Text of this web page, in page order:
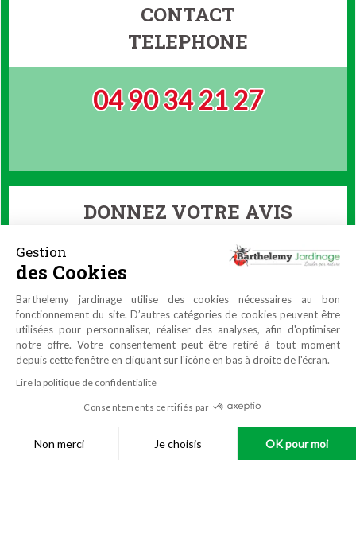
CONTACT
TELEPHONE
04 90 34 21 27
DONNEZ VOTRE AVIS
Gestion
des Cookies
Barthelemy jardinage utilise des cookies nécessaires au bon
fonctionnement du site. D’autres catégories de cookies peuvent être
utilisées pour personnaliser, réaliser des analyses, afin d'optimiser
notre offre. Votre consentement peut être retiré à tout moment
depuis cette fenêtre en cliquant sur l'icône en bas à droite de l'écran.
Lire la politique de confidentialité
Consentements certifiés par
Non merci Je choisis OK pour moi